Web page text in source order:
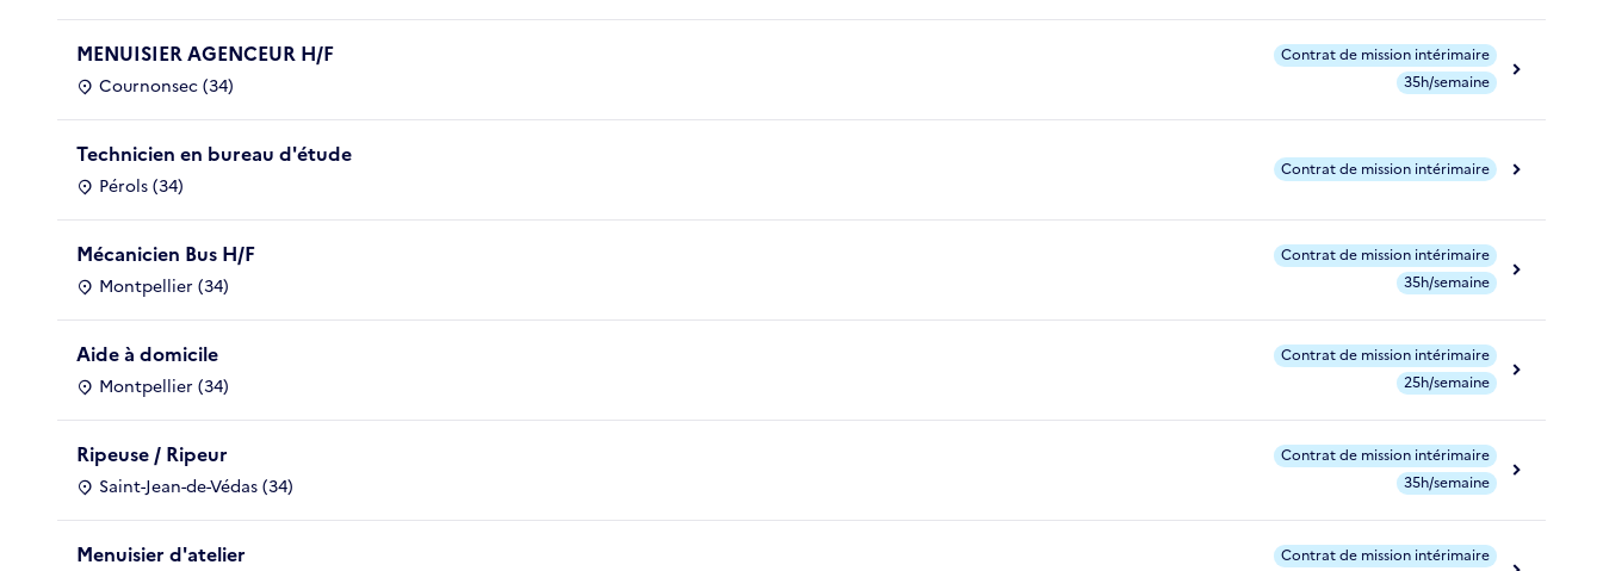
MENUISIER AGENCEUR H/F
Cournonsec (34)
Contrat de mission intérimaire
35h/semaine
Technicien en bureau d'étude
Pérols (34)
Contrat de mission intérimaire
Mécanicien Bus H/F
Montpellier (34)
Contrat de mission intérimaire
35h/semaine
Aide à domicile
Montpellier (34)
Contrat de mission intérimaire
25h/semaine
Ripeuse / Ripeur
Saint-Jean-de-Védas (34)
Contrat de mission intérimaire
35h/semaine
Menuisier d'atelier
Contrat de mission intérimaire